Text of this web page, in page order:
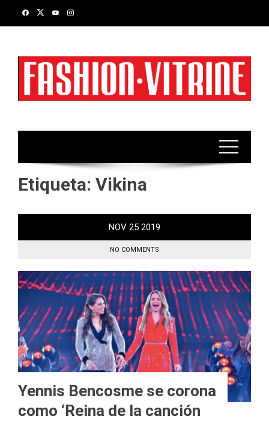
Etiqueta: Vikina
NOV 25 2019
NO COMMENTS
Yennis Bencosme se corona
como ‘Reina de la canción